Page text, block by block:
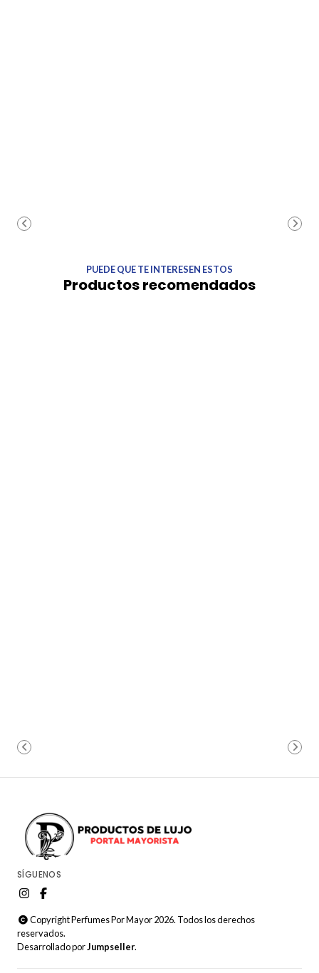
PUEDE QUE TE INTERESEN ESTOS
Productos recomendados
SÍGUENOS
Copyright Perfumes Por Mayor 2026. Todos los derechos
reservados.
Desarrollado porJumpseller.